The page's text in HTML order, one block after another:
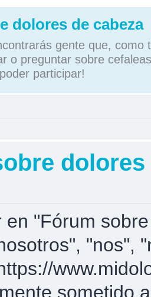
dolores de cabeza
gente que, como
o preguntar sobre
participar!
en "Fórum
"nos",
sometido